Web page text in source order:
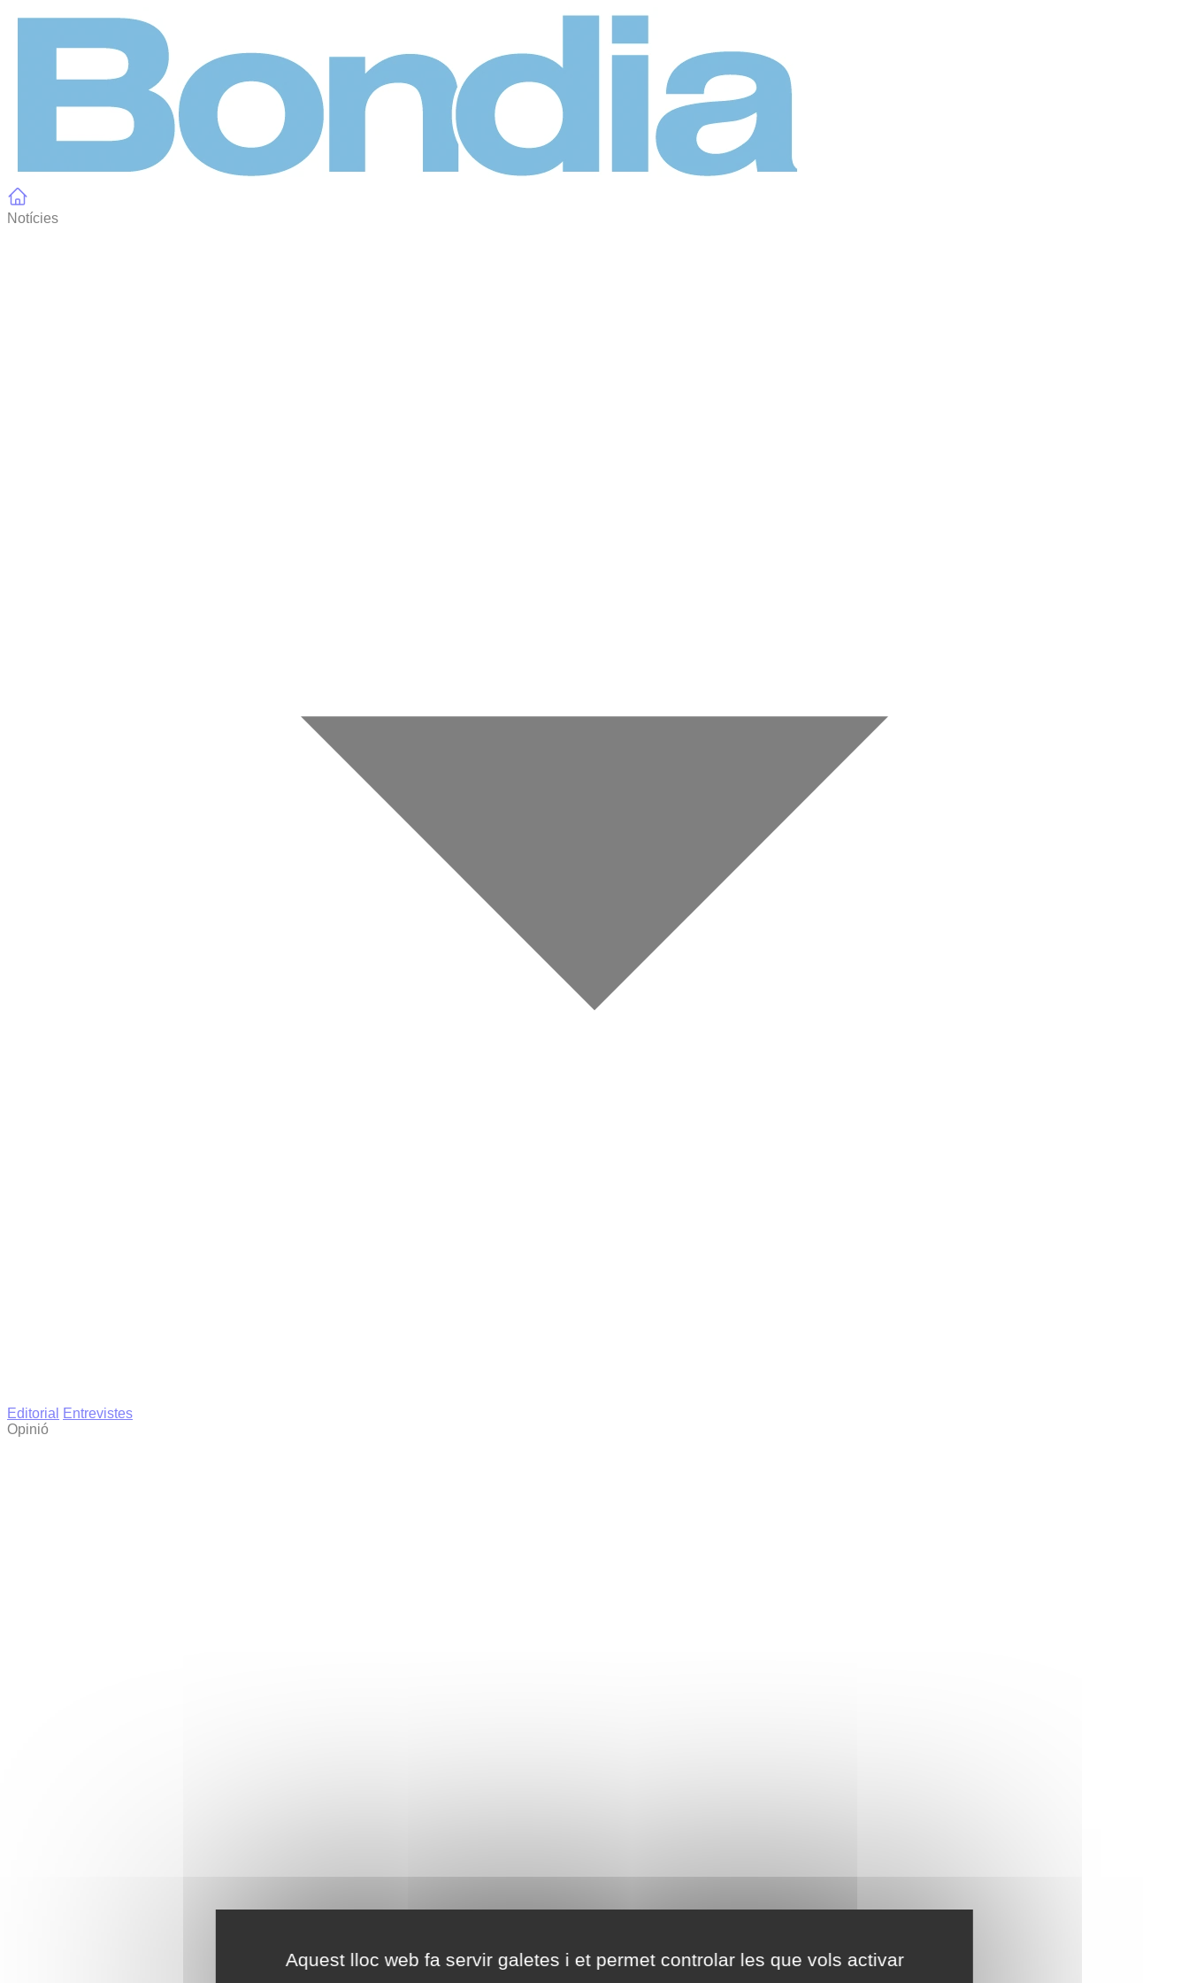
Aquest lloc web fa servir galetes i et permet controlar les que vols activar
Notícies
Editorial
Entrevistes
Opinió